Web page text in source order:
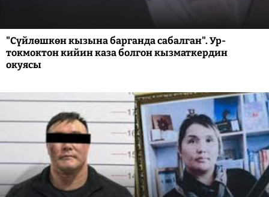
"Сүйлөшкөн кызына барганда сабалган". Ур-
токмоктон кийин каза болгон кызматкердин
окуясы